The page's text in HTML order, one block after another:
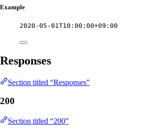
Example
2020-05-01T10:00:00+09:00
Responses
Section titled “Responses”
200
Section titled “200”